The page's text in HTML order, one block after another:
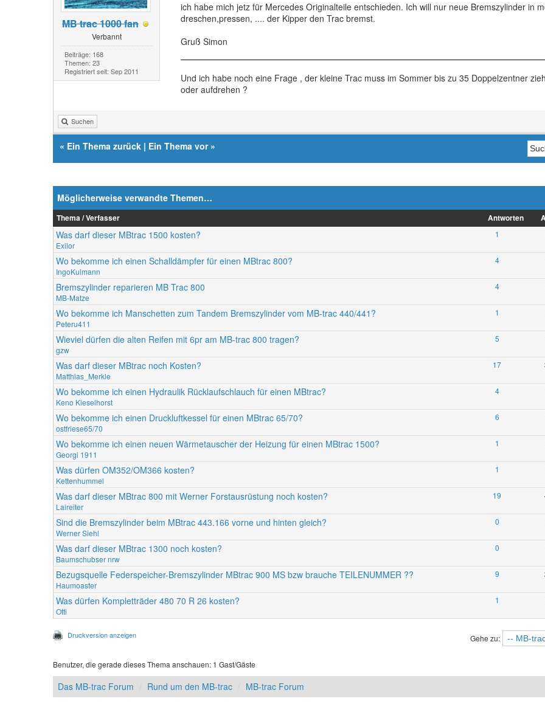
MB trac 1000 fan
Verbannt
Beiträge: 168
Themen: 23
Registriert seit: Sep 2011
ich habe mich jetz für Mercedes Originalteile entschieden. Ich will nur neue Bremszylinder in
dreschen,pressen, .... der Kipper den Trac bremst.
Gruß Simon
Und ich habe noch eine Frage , der kleine Trac muss im Sommer bis zu 35 Doppelzentner
oder aufdrehen ?
Suchen
« Ein Thema zurück | Ein Thema vor»
Möglicherweise verwandte Themen…
Thema / Verfasser Antworten
Was darf dieser MBtrac 1500 kosten?
Exilor
1
Wo bekomme ich einen Schalldämpfer für einen MBtrac 800?
IngoKulmann
4
Bremszylinder reparieren MB Trac 800
MB-Matze
4
Wo bekomme ich Manschetten zum Tandem Bremszylinder vom MB-trac 440/441?
Peteru411
1
Wieviel dürfen die alten Reifen mit 6pr am MB-trac 800 tragen?
gzw
5
Was darf dieser MBtrac noch Kosten?
Matthias_Merkle
17
Wo bekomme ich einen Hydraulik Rücklaufschlauch für einen MBtrac?
Keno Kieselhorst
4
Wo bekomme ich einen Druckluftkessel für einen MBtrac 65/70?
ostfriese65/70
6
Wo bekomme ich einen neuen Wärmetauscher der Heizung für einen MBtrac 1500?
Georgi 1911
1
Was dürfen OM352/OM366 kosten?
Kettenhummel
1
Was darf dieser MBtrac 800 mit Werner Forstausrüstung noch kosten?
Laireiter
19
Sind die Bremszylinder beim MBtrac 443.166 vorne und hinten gleich?
Werner Siehl
0
Was darf dieser MBtrac 1300 noch kosten?
Baumschubser nrw
0
Bezugsquelle Federspeicher-Bremszylinder MBtrac 900 MS bzw brauche TEILENUMMER ??
Haumoaster
9
Was dürfen Kompletträder 480 70 R 26 kosten?
Otti
1
Druckversion anzeigen Gehe zu:
Benutzer, die gerade dieses Thema anschauen: 1 Gast/Gäste
Das MB-trac Forum Rund um den MB-trac MB-trac Forum